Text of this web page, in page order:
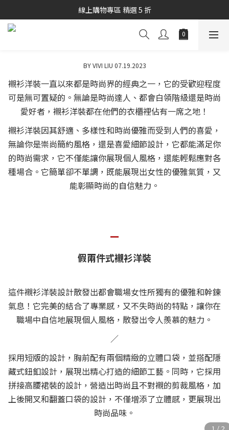
秋冬商品7折起優惠
線上購物專區 精選 5 折
秋冬商品7折起優惠
BY VIVI LIU 07.19.2023
襯衫洋裝一直以來都是時尚界的經典之一，它的受歡迎程度
可是無可置疑的。無論是時尚達人、都會白領階級還是時尚
愛好者，襯衫洋裝都在他們的衣櫃裡佔有一席之地！
襯衫洋裝因其舒適、多樣性和時尚優雅而受到人們的喜愛，
無論你是崇尚簡約風格，還是喜愛細節設計，它都能滿足你
的時尚需求，它不僅能讓你展現個人風格，還能輕鬆應對各
種場合。它簡單卻不單調，既能展現出女性的優雅氣質，又
能彰顯時尚的自信魅力。
—
假兩件式襯衫洋裝
這件襯衫洋裝設計散發出都會職場女性所獨有的優雅和幹鍊
氣息！它完美的結合了專業感，又不失時尚的特點，讓你在
職場中自信地展現個人風格，散發出令人羨慕的魅力。
／
採用短版的設計，胸前配有兩個精緻的立體口袋，並搭配隱
藏式鈕釦設計，展現出精心打造的細節工藝。同時，它採用
拼接高腰裙裝的設計，營造出時尚且不對襯的剪裁風格，加
上後開叉和翻蓋口袋的設計，不僅增添了立體感，更展現出
時尚品味。